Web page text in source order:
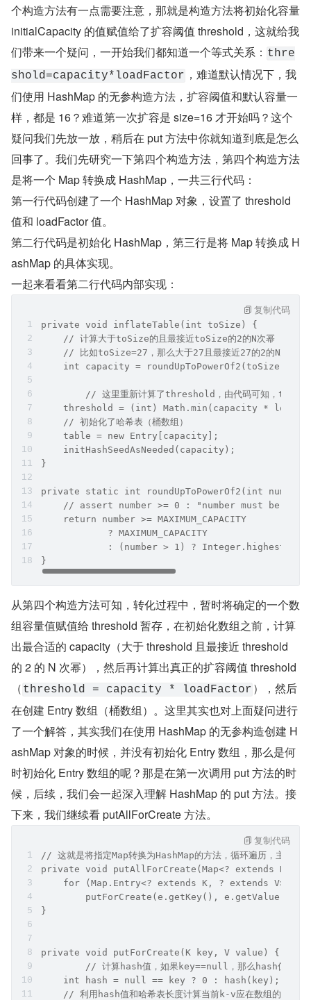
个构造方法有一点需要注意，那就是构造方法将初始化容量
initialCapacity 的值赋值给了扩容阈值 threshold，这就给我
们带来一个疑问，一开始我们都知道一个等式关系： thre
shold=capacity*loadFactor ，难道默认情况下，我
们使用 HashMap 的无参构造方法，扩容阈值和默认容量一
样，都是 16？难道第一次扩容是 size=16 才开始吗？这个
疑问我们先放一放，稍后在 put 方法中你就知道到底是怎么
回事了。我们先研究一下第四个构造方法，第四个构造方法
是将一个 Map 转换成 HashMap，一共三行代码：
第一行代码创建了一个 HashMap 对象，设置了 threshold
值和 loadFactor 值。
第二行代码是初始化 HashMap，第三行是将 Map 转换成 H
ashMap 的具体实现。
一起来看看第二行代码内部实现：
private void inflateTable(int toSize) {
    // 计算大于toSize的且最接近toSize的2的N次幂
// 比如toSize=27，那么大于27且最接近27的2的N次幂
    int capacity = roundUpToPowerOf2(toSize);
// 这里重新计算了threshold，由代码可知，
threshold = (int) Math.min(capacity *
    // 初始化了哈希表（桶数组）
    table = new Entry[capacity];
    initHashSeedAsNeeded(capacity);
}
private static int roundUpToPowerOf2(int
// assert number >= 0 : "number must be non-
    return number >= MAXIMUM_CAPACITY
            ? MAXIMUM_CAPACITY
: (number > 1) ?
}
复制代码
从第四个构造方法可知，转化过程中，暂时将确定的一个数
组容量值赋值给 threshold 暂存，在初始化数组之前，计算
出最合适的 capacity（大于 threshold 且最接近 threshold
的 2 的 N 次幂），然后再计算出真正的扩容阈值 threshold
（ threshold = capacity * loadFactor ），然后
在创建 Entry 数组（桶数组）。这里其实也对上面疑问进行
了一个解答，其实我们在使用 HashMap 的无参构造创建 H
ashMap 对象的时候，并没有初始化 Entry 数组，那么是何
时初始化 Entry 数组的呢？那是在第一次调用 put 方法的时
候，后续，我们会一起深入理解 HashMap 的 put 方法。接
下来，我们继续看 putAllForCreate 方法。
// 这就是将指定Map转换为HashMap的方法，循环遍历，主要
private void putAllForCreate(Map<? extends K, ?
for (Map.Entry<? extends K, ? extends V> e :
        putForCreate(e.getKey(), e.getValue());
}
private void putForCreate(K key, V value) {
	// 计算hash值，如果key==null，那么hash值为0
    int hash = null == key ? 0 : hash(key);
// 利用hash值和哈希表长度计算当前k-v应在数组的索引下
复制代码